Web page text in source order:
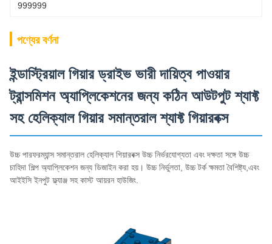
999999
পণ্যের বর্ণনা
ইন্ডাস্ট্রিয়াল গিয়ার ড্রাইভ ভারী দায়িত্ব পাওয়ার
ট্রান্সমিশন অ্যাপ্লিকেশনের জন্য কঠিন আউটপুট শ্যাফ্ট
সহ হেলিক্যাল গিয়ার সমান্তরাল শ্যাফ্ট গিয়ারবক্স
উচ্চ পারফরম্যান্স সমান্তরাল হেলিক্যাল গিয়ারবক্স উচ্চ নির্ভরযোগ্যতা এবং দক্ষতা সঙ্গে উচ্চ
চাহিদা শিল্প অ্যাপ্লিকেশন জন্য ডিজাইন করা হয়। উচ্চ নির্ভুলতা, উচ্চ টর্ক ক্ষমতা বৈশিষ্ট্য,এবং
আইইসি ইনপুট ফ্ল্যাঞ্জ সহ কাস্ট আয়রন হাউজিং.